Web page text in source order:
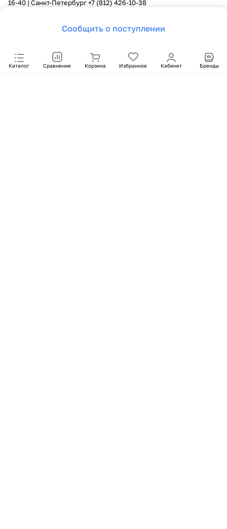
Сообщить о поступлении
Каталог Сравнение Корзина Избранное Кабинет Бренды
16-40 | Санкт-Петербург+7 (812) 426-10-38